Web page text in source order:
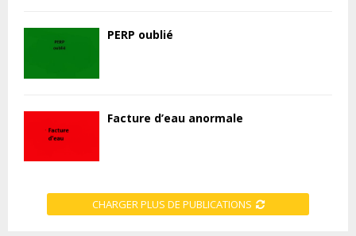
PERP oublié
Facture d’eau anormale
CHARGER PLUS DE PUBLICATIONS